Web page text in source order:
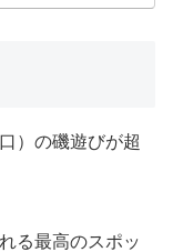
）の磯遊びが超
る最高のスポッ